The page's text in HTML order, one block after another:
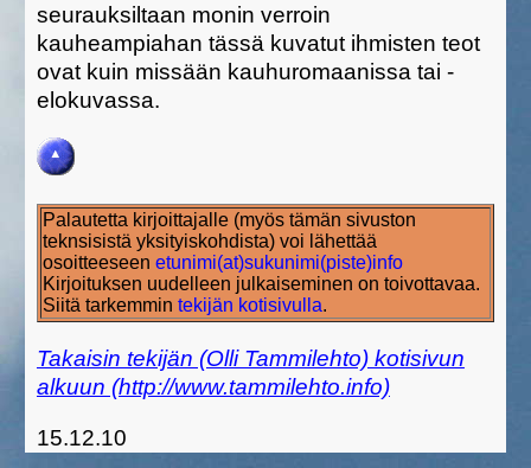
seurauksiltaan monin verroin
kauheampiahan tässä kuvatut ihmisten teot
ovat kuin missään kauhuromaanissa tai -
elokuvassa.
Palautetta kirjoittajalle (myös tämän sivuston
teknsisistä yksityiskohdista) voi lähettää
osoitteeseen etunimi(at)sukunimi(piste)info
Kirjoituksen uudelleen julkaiseminen on toivottavaa.
Siitä tarkemmin tekijän kotisivulla.
Takaisin tekijän (Olli Tammilehto) kotisivun
alkuun (http://www.tammilehto.info)
15.12.10